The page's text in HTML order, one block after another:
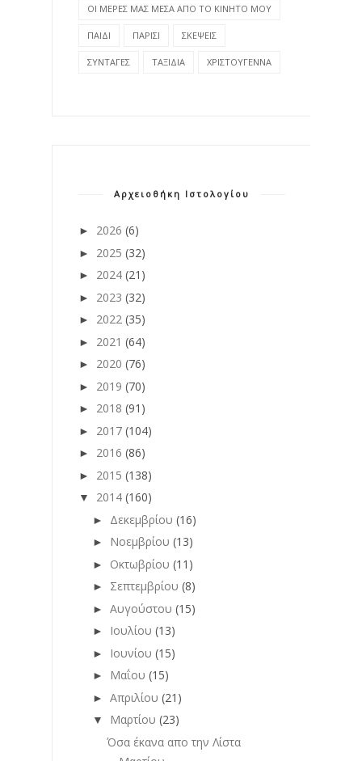
ΟΙ ΜΕΡΕΣ ΜΑΣ ΜΕΣΑ ΑΠΟ ΤΟ ΚΙΝΗΤΟ ΜΟΥ
ΠΑΙΔΙ ΠΑΡΙΣΙ ΣΚΕΨΕΙΣ
ΣΥΝΤΑΓΕΣ ΤΑΞΙΔΙΑ ΧΡΙΣΤΟΥΓΕΝΝΑ
Αρχειοθήκη Ιστολογίου
► 2026 (6)
► 2025 (32)
► 2024 (21)
► 2023 (32)
► 2022 (35)
► 2021 (64)
► 2020 (76)
► 2019 (70)
► 2018 (91)
► 2017 (104)
► 2016 (86)
► 2015 (138)
▼ 2014 (160)
► Δεκεμβρίου (16)
► Νοεμβρίου (13)
► Οκτωβρίου (11)
► Σεπτεμβρίου (8)
► Αυγούστου (15)
► Ιουλίου (13)
► Ιουνίου (15)
► Μαΐου (15)
► Απριλίου (21)
▼ Μαρτίου (23)
Όσα έκανα απο την Λίστα